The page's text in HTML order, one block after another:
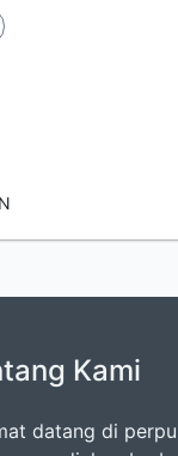
Kami
datang di